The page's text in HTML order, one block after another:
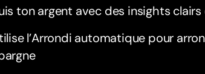
ton argent avec des insights
l’Arrondi automatique pour